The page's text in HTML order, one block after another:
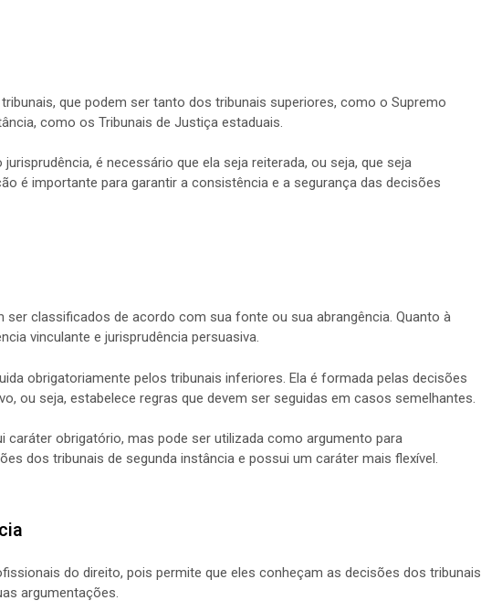
que podem ser tanto dos tribunais superiores, como o Supremo
como os Tribunais de Justiça estaduais.
é necessário que ela seja reiterada, ou seja, que seja
é importante para garantir a consistência e a segurança das decisões
ser classificados de acordo com sua fonte ou sua abrangência. Quanto à
vinculante e jurisprudência persuasiva.
obrigatoriamente pelos tribunais inferiores. Ela é formada pelas decisões
ou seja, estabelece regras que devem ser seguidas em casos semelhantes.
caráter obrigatório, mas pode ser utilizada como argumento para
dos tribunais de segunda instância e possui um caráter mais flexível.
do direito, pois permite que eles conheçam as decisões dos tribunais
argumentações.